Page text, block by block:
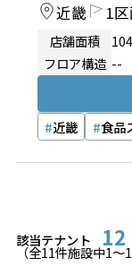
近畿 1
店舗面積
フロア構造 --
近畿 食品
該当テナント 12
（全11件施設中1〜